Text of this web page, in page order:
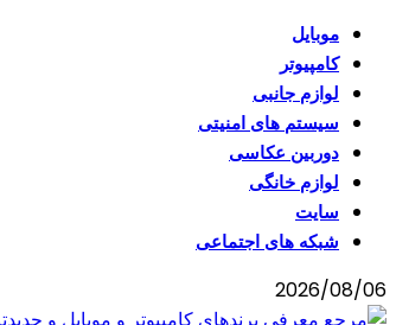
موبایل
کامپیوتر
لوازم جانبی
سیستم های امنیتی
دوربین عکاسی
لوازم خانگی
سایت
شبکه های اجتماعی
2026/08/06